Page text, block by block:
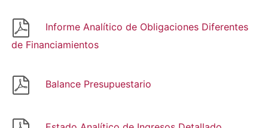
Informe Analítico de Obligaciones Diferentes
de Financiamientos
Balance Presupuestario